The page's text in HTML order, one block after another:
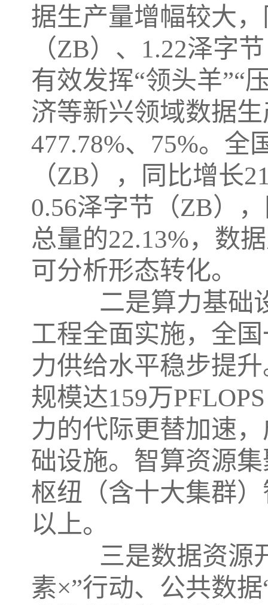
据生产量增幅较大
（ZB）、1.22泽字
有效发挥“领头羊”“
济等新兴领域数据
477.78%、75%。全
（ZB），同比增长
0.56泽字节（ZB）
总量的22.13%，数
可分析形态转化。
二是算力基础设
工程全面实施，全
力供给水平稳步提
规模达159万
力的代际更替加速
础设施。智算资源
枢纽（含十大集群
以上。
三是数据资源开
素×”行动、公共数